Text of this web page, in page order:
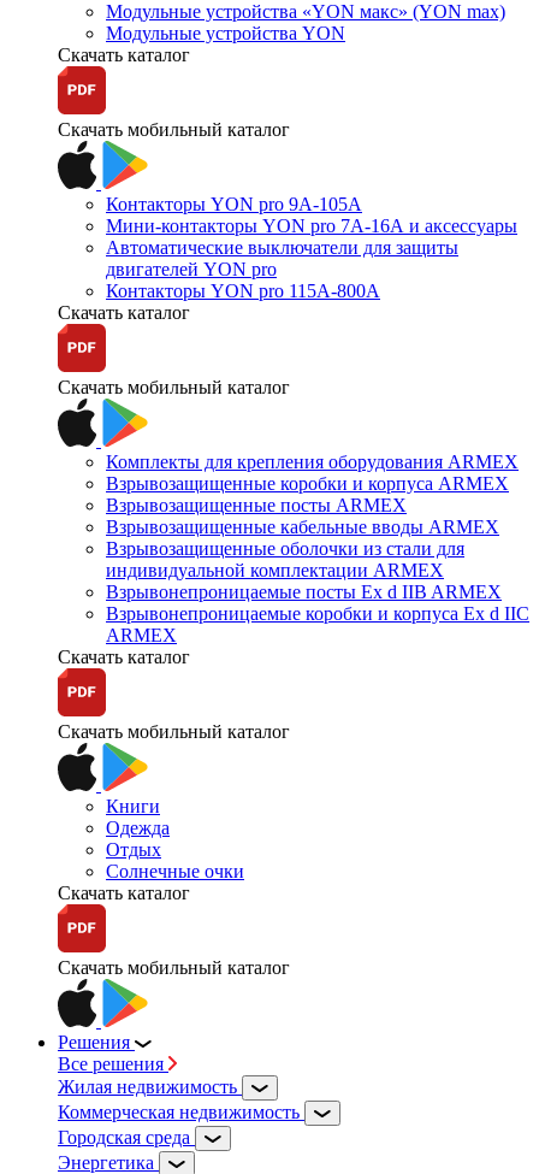
Модульные устройства «YON макс» (YON max)
Модульные устройства YON
Скачать каталог
Скачать мобильный каталог
Контакторы YON pro 9А-105А
Мини-контакторы YON pro 7А-16А и аксессуары
Автоматические выключатели для защиты
двигателей YON pro
Контакторы YON pro 115А-800А
Скачать каталог
Скачать мобильный каталог
Комплекты для крепления оборудования ARMEX
Взрывозащищенные коробки и корпуса ARMEX
Взрывозащищенные посты ARMEX
Взрывозащищенные кабельные вводы ARMEX
Взрывозащищенные оболочки из стали для
индивидуальной комплектации ARMEX
Взрывонепроницаемые посты Ex d IIB ARMEX
Взрывонепроницаемые коробки и корпуса Ex d IIС
ARMEX
Скачать каталог
Скачать мобильный каталог
Книги
Одежда
Отдых
Солнечные очки
Скачать каталог
Скачать мобильный каталог
Решения
Все решения
Жилая недвижимость
Коммерческая недвижимость
Городская среда
Энергетика